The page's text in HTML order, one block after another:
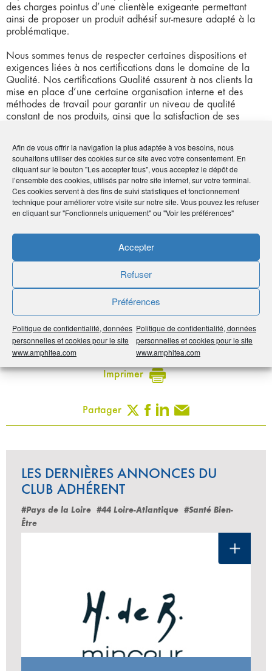
Afin de vous offrir la navigation la plus adaptée à vos besoins, nous
souhaitons utiliser des cookies sur ce site avec votre consentement. En
cliquant sur le bouton "Les accepter tous", vous acceptez le dépôt de
l’ensemble des cookies, utilisés par notre site internet, sur votre terminal.
Ces cookies servent à des fins de suivi statistiques et fonctionnement
technique pour améliorer votre visite sur notre site. Vous pouvez les refuser
en cliquant sur "Fonctionnels uniquement" ou "Voir les préférences"
Accepter
Refuser
Préférences
Politique de confidentialité, données
personnelles et cookies pour le site
www.amphitea.com
Politique de confidentialité, données
personnelles et cookies pour le site
www.amphitea.com
des charges pointus d’une clientèle exigeante permettant
ainsi de proposer un produit adhésif sur-mesure adapté à la
problématique.
Nous sommes tenus de respecter certaines dispositions et
exigences liées à nos certifications dans le domaine de la
Qualité. Nos certifications Qualité assurent à nos clients la
mise en place d’une certaine organisation interne et des
méthodes de travail pour garantir un niveau de qualité
constant de nos produits, ainsi que la satisfaction de ses
Coordonnées
• Charlène Druon
• 16 avenue Antoine de Saint-Exupéry - 87270
druon.charlene@lima.fr
•https://www.lima.fr/
Publié le :
Noter 5/5 1vote
Imprimer
Partager
LES DERNIÈRES ANNONCES DU
CLUB ADHÉRENT
#Pays de la Loire #44 Loire-Atlantique #Santé Bien-
Être